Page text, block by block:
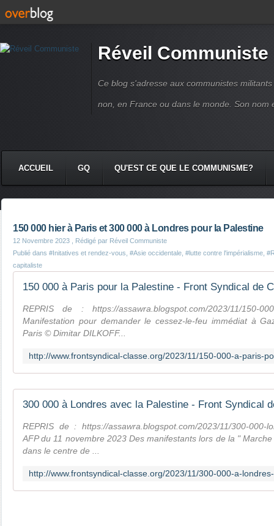
Réveil Communiste
Ce blog s'adresse aux communistes
non, en France ou dans le monde. Son nom
ACCUEIL GQ QU'EST CE QUE LE COMMUNISME?
150 000 hier à Paris et 300 000 à Londres pour la Palestine
12 Novembre 2023 , Rédigé par Réveil Communiste
Publié dans #Initatives et rendez-vous #Asie occidentale #lutte contre l'impérialisme
capitaliste
150 000 à Paris pour la Palestine - Front Syndical de
REPRIS de : https://assawra.blogspot.com/2023/11/150-
Manifestation pour demander le cessez-le-feu immédiat à
Paris © Dimitar DILKOFF...
300 000 à Londres avec la Palestine - Front Syndical
REPRIS de : https://assawra.blogspot.com/2023/11/300-000-
AFP du 11 novembre 2023 Des manifestants lors de la "
dans le centre de ...